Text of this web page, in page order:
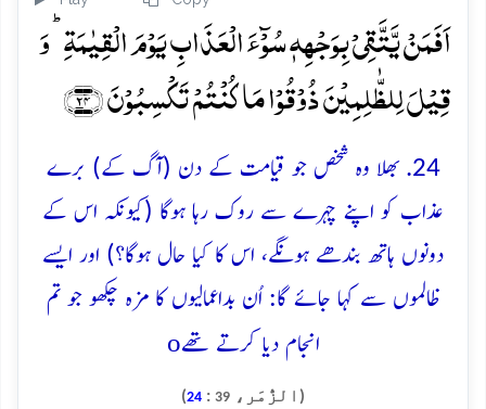
اَفَمَنۡ یَّتَّقِیۡ بِوَجۡہِہٖ سُوۡٓءَ الۡعَذَابِ یَوۡمَ الۡقِیٰمَۃِ ؕ وَ
قِیۡلَ لِلظّٰلِمِیۡنَ ذُوۡقُوۡا مَا کُنۡتُمۡ تَکۡسِبُوۡنَ ﴿۲۴﴾
24. بھلا وہ شخص جو قیامت کے دن (آگ کے) برے
عذاب کو اپنے چہرے سے روک رہا ہوگا (کیونکہ اس کے
دونوں ہاتھ بندھے ہونگے، اس کا کیا حال ہوگا؟) اور ایسے
ظالموں سے کہا جائے گا: اُن بداعمالیوں کا مزہ چکھو جو تم
انجام دیا کرتے تھےo
(الزُّمَر، 39
:
24
)